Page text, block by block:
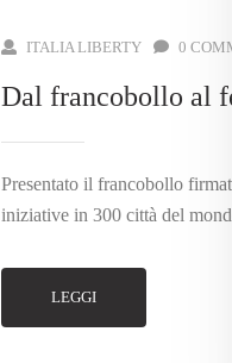
ITALIA LIBERTY 0
Dal francobollo al
Presentato il francobollo
iniziative in 300 città del
LEGGI